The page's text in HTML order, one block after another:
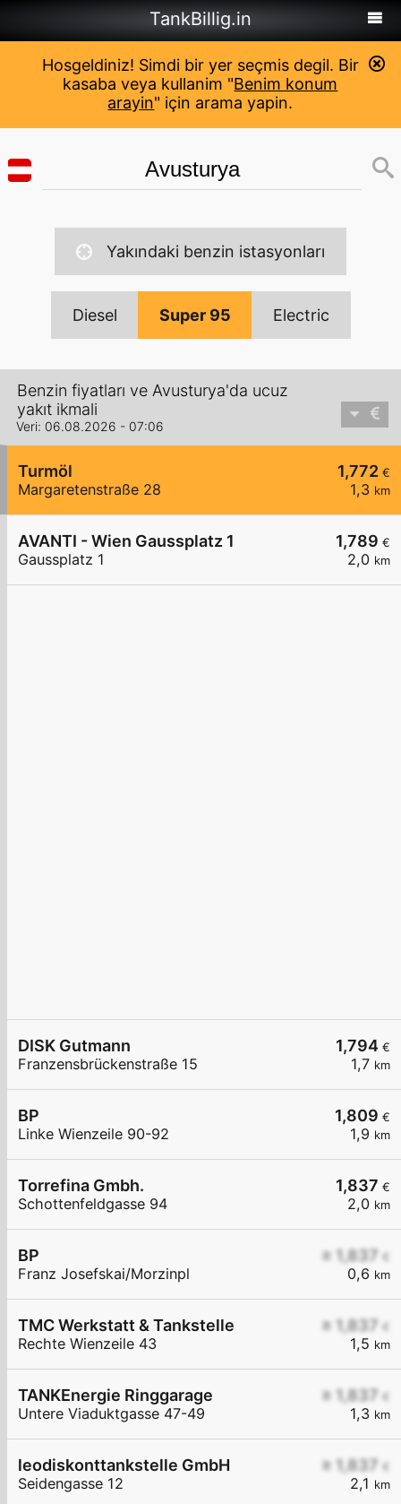
Hosgeldiniz! Simdi bir yer seçmis degil. Bir
kasaba veya kullanim "Benim konum
arayin" için arama yapin.
TankBillig.in
Yakındaki benzin istasyonları
Diesel Super 95 Electric
Benzin fiyatları ve Avusturya'da ucuz
yakıt ikmali
Veri: 06.08.2026 - 07:06
1,772 €
1,3 km
Turmöl
Margaretenstraße 28
1,789 €
2,0 km
AVANTI - Wien Gaussplatz 1
Gaussplatz 1
1,794 €
1,7 km
DISK Gutmann
Franzensbrückenstraße 15
1,809 €
1,9 km
BP
Linke Wienzeile 90-92
1,837 €
2,0 km
Torrefina Gmbh.
Schottenfeldgasse 94
≥ 1,837 €
0,6 km
BP
Franz Josefskai/Morzinpl
≥ 1,837 €
1,5 km
TMC Werkstatt & Tankstelle
Rechte Wienzeile 43
≥ 1,837 €
1,3 km
TANKEnergie Ringgarage
Untere Viaduktgasse 47-49
≥ 1,837 €
2,1 km
leodiskonttankstelle GmbH
Seidengasse 12